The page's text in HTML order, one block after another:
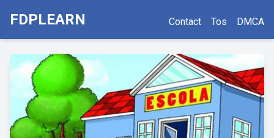
FDPLEARN Contact Tos DMCA